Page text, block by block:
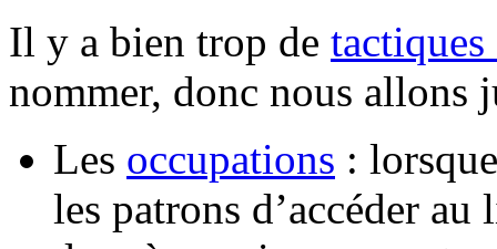
Il y a bien trop de
nommer, donc nous allons
Les occupations :
les patrons d’accéder